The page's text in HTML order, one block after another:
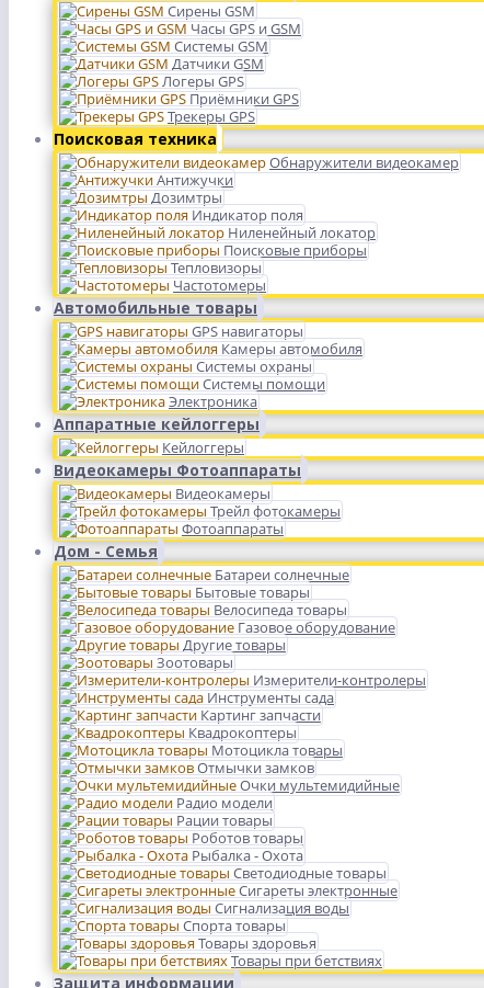
Сирены GSM
Часы GPS и GSM
Системы GSM
Датчики GSM
Логеры GPS
Приёмники GPS
Трекеры GPS
Поисковая техника
Обнаружители видеокамер
Антижучки
Дозимтры
Индикатор поля
Ниленейный локатор
Поисковые приборы
Тепловизоры
Частотомеры
Автомобильные товары
GPS навигаторы
Камеры автомобиля
Системы охраны
Системы помощи
Электроника
Аппаратные кейлоггеры
Кейлоггеры
Видеокамеры Фотоаппараты
Видеокамеры
Трейл фотокамеры
Фотоаппараты
Дом - Семья
Батареи солнечные
Бытовые товары
Велосипеда товары
Газовое оборудование
Другие товары
Зоотовары
Измерители-контролеры
Инструменты сада
Картинг запчасти
Квадрокоптеры
Мотоцикла товары
Отмычки замков
Очки мультемидийные
Радио модели
Рации товары
Роботов товары
Рыбалка - Охота
Светодиодные товары
Сигареты электронные
Сигнализация воды
Спорта товары
Товары здоровья
Товары при бетствиях
Защита информации